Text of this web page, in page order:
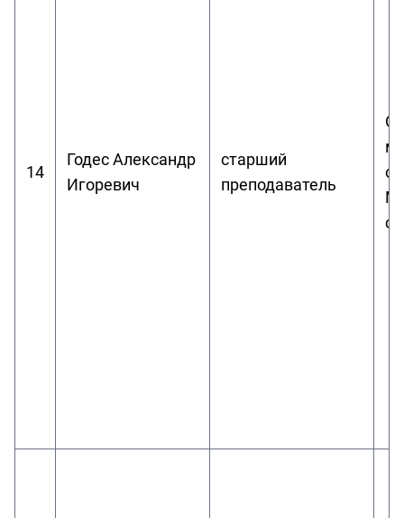
14
Годес Александр
Игоревич
старший
преподаватель